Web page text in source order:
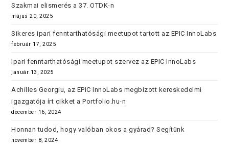
Szakmai elismerés a 37. OTDK-n
május 20, 2025
Sikeres ipari fenntarthatósági meetupot tartott az EPIC InnoLabs
február 17, 2025
Ipari fenntarthatósági meetupot szervez az EPIC InnoLabs
január 13, 2025
Achilles Georgiu, az EPIC InnoLabs megbízott kereskedelmi
igazgatója írt cikket a Portfolio.hu-n
december 16, 2024
Honnan tudod, hogy valóban okos a gyárad? Segítünk
november 8, 2024